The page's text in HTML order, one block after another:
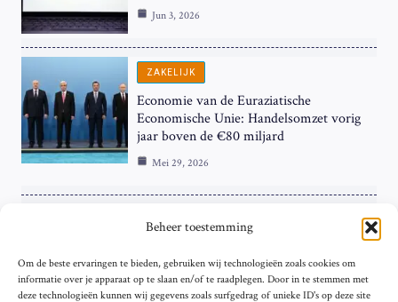
Beheer toestemming
Om de beste ervaringen te bieden, gebruiken wij technologieën zoals cookies om
informatie over je apparaat op te slaan en/of te raadplegen. Door in te stemmen met
deze technologieën kunnen wij gegevens zoals surfgedrag of unieke ID's op deze site
Jun 3, 2026
ZAKELIJK
Economie van de Euraziatische
Economische Unie: Handelsomzet vorig
jaar boven de €80 miljard
Mei 29, 2026
ZAKELIJK
Hardnekkige Inflatie bij de ‘Grote Vier’
van de Eurozone